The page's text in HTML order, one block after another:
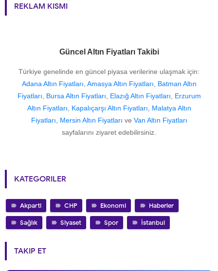
REKLAM KISMI
Güncel Altın Fiyatları Takibi
Türkiye genelinde en güncel piyasa verilerine ulaşmak için:
Adana Altın Fiyatları, Amasya Altın Fiyatları, Batman Altın
Fiyatları, Bursa Altın Fiyatları, Elazığ Altın Fiyatları, Erzurum
Altın Fiyatları, Kapalıçarşı Altın Fiyatları, Malatya Altın
Fiyatları, Mersin Altın Fiyatları ve Van Altın Fiyatları
sayfalarını ziyaret edebilirsiniz.
KATEGORILER
Akparti CHP Ekonomi Haberler
Sağlık Siyaset Spor İstanbul
TAKIP ET